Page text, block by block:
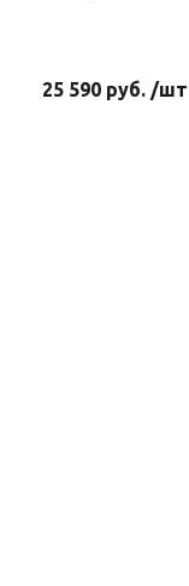
25 590 руб. /шт